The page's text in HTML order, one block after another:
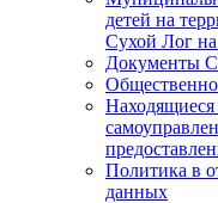
детей на
Сухой Лог
Документы
Находящиеся
Политика в
данных